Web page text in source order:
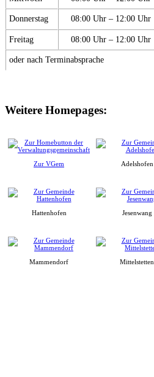
Donnerstag 08:00 Uhr – 12:00 Uhr
Freitag 08:00 Uhr – 12:00 Uhr
oder nach Terminabsprache
Weitere Homepages:
Zur VGem Adelshofen
Hattenhofen Jesenwang
Mammendorf Mittelstetten